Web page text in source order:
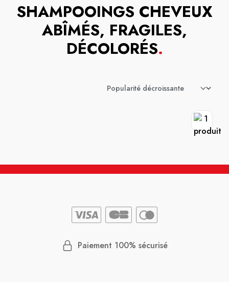
SHAMPOOINGS CHEVEUX
ABÎMÉS, FRAGILES,
DÉCOLORÉS.
Paiement 100% sécurisé